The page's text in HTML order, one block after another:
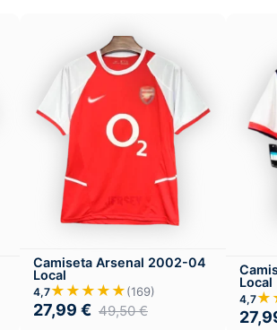
Camiseta Arsenal 2002-04
Local
4,7★★★★★(169)
27,99 € 49,50€
Local
4,7